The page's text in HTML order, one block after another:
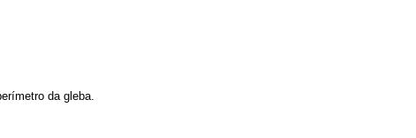
da gleba.